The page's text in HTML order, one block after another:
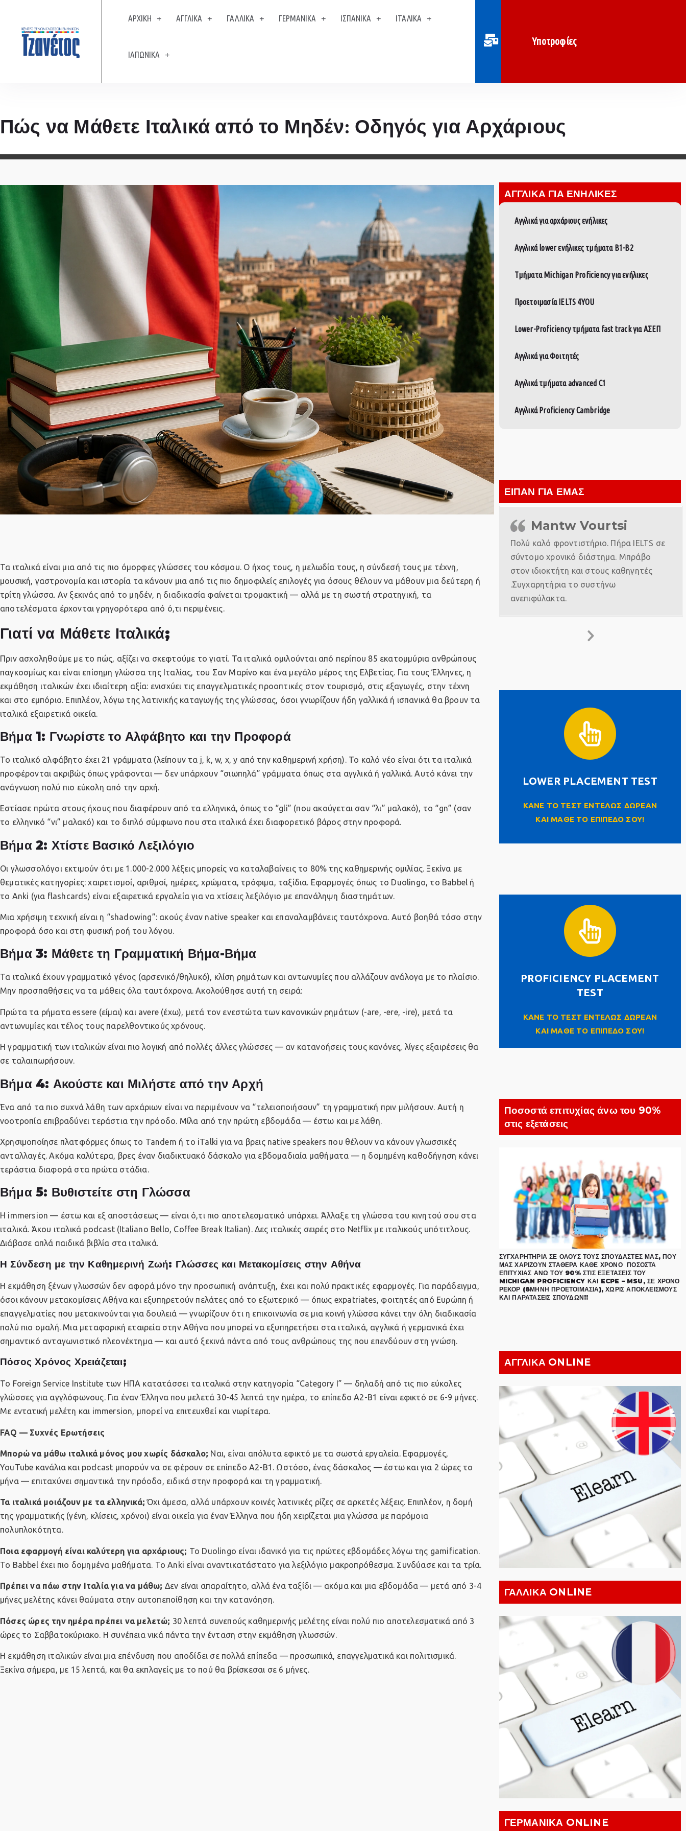
ΑΡΧΙΚΗ ΑΓΓΛΙΚΑ ΓΑΛΛΙΚΑ ΓΕΡΜΑΝΙΚΑ ΙΣΠΑΝΙΚΑ ΙΤΑΛΙΚΑ
ΙΑΠΩΝΙΚΑ
Υποτροφίες
Πώς να Μάθετε Ιταλικά από το Μηδέν: Οδηγός για Αρχάριους
Τα ιταλικά είναι μια από τις πιο όμορφες γλώσσες του κόσμου. Ο ήχος τους, η μελωδία τους, η σύνδεσή τους με τέχνη,
μουσική, γαστρονομία και ιστορία τα κάνουν μια από τις πιο δημοφιλείς επιλογές για όσους θέλουν να μάθουν μια δεύτερη ή
τρίτη γλώσσα. Αν ξεκινάς από το μηδέν, η διαδικασία φαίνεται τρομακτική — αλλά με τη σωστή στρατηγική, τα
αποτελέσματα έρχονται γρηγορότερα από ό,τι περιμένεις.
Γιατί να Μάθετε Ιταλικά;
Πριν ασχοληθούμε με το πώς, αξίζει να σκεφτούμε το γιατί. Τα ιταλικά ομιλούνται από περίπου 85 εκατομμύρια ανθρώπους
παγκοσμίως και είναι επίσημη γλώσσα της Ιταλίας, του Σαν Μαρίνο και ένα μεγάλο μέρος της Ελβετίας. Για τους Έλληνες, η
εκμάθηση ιταλικών έχει ιδιαίτερη αξία: ενισχύει τις επαγγελματικές προοπτικές στον τουρισμό, στις εξαγωγές, στην τέχνη
και στο εμπόριο. Επιπλέον, λόγω της λατινικής καταγωγής της γλώσσας, όσοι γνωρίζουν ήδη γαλλικά ή ισπανικά θα βρουν τα
ιταλικά εξαιρετικά οικεία.
Βήμα 1: Γνωρίστε το Αλφάβητο και την Προφορά
Το ιταλικό αλφάβητο έχει 21 γράμματα (λείπουν τα j, k, w, x, y από την καθημερινή χρήση). Το καλό νέο είναι ότι τα ιταλικά
προφέρονται ακριβώς όπως γράφονται — δεν υπάρχουν “σιωπηλά” γράμματα όπως στα αγγλικά ή γαλλικά. Αυτό κάνει την
ανάγνωση πολύ πιο εύκολη από την αρχή.
Εστίασε πρώτα στους ήχους που διαφέρουν από τα ελληνικά, όπως το “gli” (που ακούγεται σαν “λι” μαλακό), το “gn” (σαν
το ελληνικό “νι” μαλακό) και το διπλό σύμφωνο που στα ιταλικά έχει διαφορετικό βάρος στην προφορά.
Βήμα 2: Χτίστε Βασικό Λεξιλόγιο
Οι γλωσσολόγοι εκτιμούν ότι με 1.000-2.000 λέξεις μπορείς να καταλαβαίνεις το 80% της καθημερινής ομιλίας. Ξεκίνα με
θεματικές κατηγορίες: χαιρετισμοί, αριθμοί, ημέρες, χρώματα, τρόφιμα, ταξίδια. Εφαρμογές όπως το Duolingo, το Babbel ή
το Anki (για flashcards) είναι εξαιρετικά εργαλεία για να χτίσεις λεξιλόγιο με επανάληψη διαστημάτων.
Μια χρήσιμη τεχνική είναι η “shadowing”: ακούς έναν native speaker και επαναλαμβάνεις ταυτόχρονα. Αυτό βοηθά τόσο στην
προφορά όσο και στη φυσική ροή του λόγου.
Βήμα 3: Μάθετε τη Γραμματική Βήμα-Βήμα
Τα ιταλικά έχουν γραμματικό γένος (αρσενικό/θηλυκό), κλίση ρημάτων και αντωνυμίες που αλλάζουν ανάλογα με το πλαίσιο.
Μην προσπαθήσεις να τα μάθεις όλα ταυτόχρονα. Ακολούθησε αυτή τη σειρά:
Πρώτα τα ρήματα essere (είμαι) και avere (έχω), μετά τον ενεστώτα των κανονικών ρημάτων (-are, -ere, -ire), μετά τα
αντωνυμίες και τέλος τους παρελθοντικούς χρόνους.
Η γραμματική των ιταλικών είναι πιο λογική από πολλές άλλες γλώσσες — αν κατανοήσεις τους κανόνες, λίγες εξαιρέσεις θα
σε ταλαιπωρήσουν.
Βήμα 4: Ακούστε και Μιλήστε από την Αρχή
Ένα από τα πιο συχνά λάθη των αρχάριων είναι να περιμένουν να “τελειοποιήσουν” τη γραμματική πριν μιλήσουν. Αυτή η
νοοτροπία επιβραδύνει τεράστια την πρόοδο. Μίλα από την πρώτη εβδομάδα — έστω και με λάθη.
Χρησιμοποίησε πλατφόρμες όπως το Tandem ή το iTalki για να βρεις native speakers που θέλουν να κάνουν γλωσσικές
ανταλλαγές. Ακόμα καλύτερα, βρες έναν διαδικτυακό δάσκαλο για εβδομαδιαία μαθήματα — η δομημένη καθοδήγηση κάνει
τεράστια διαφορά στα πρώτα στάδια.
Βήμα 5: Βυθιστείτε στη Γλώσσα
Η immersion — έστω και εξ αποστάσεως — είναι ό,τι πιο αποτελεσματικό υπάρχει. Άλλαξε τη γλώσσα του κινητού σου στα
ιταλικά. Άκου ιταλικά podcast (Italiano Bello, Coffee Break Italian). Δες ιταλικές σειρές στο Netflix με ιταλικούς υπότιτλους.
Διάβασε απλά παιδικά βιβλία στα ιταλικά.
Η Σύνδεση με την Καθημερινή Ζωή: Γλώσσες και Μετακομίσεις στην Αθήνα
Η εκμάθηση ξένων γλωσσών δεν αφορά μόνο την προσωπική ανάπτυξη, έχει και πολύ πρακτικές εφαρμογές. Για παράδειγμα,
όσοι κάνουν μετακομίσεις Αθήνα και εξυπηρετούν πελάτες από το εξωτερικό — όπως expatriates, φοιτητές από Ευρώπη ή
επαγγελματίες που μετακινούνται για δουλειά — γνωρίζουν ότι η επικοινωνία σε μια κοινή γλώσσα κάνει την όλη διαδικασία
πολύ πιο ομαλή. Μια μεταφορική εταιρεία στην Αθήνα που μπορεί να εξυπηρετήσει στα ιταλικά, αγγλικά ή γερμανικά έχει
σημαντικό ανταγωνιστικό πλεονέκτημα — και αυτό ξεκινά πάντα από τους ανθρώπους της που επενδύουν στη γνώση.
Πόσος Χρόνος Χρειάζεται;
Το Foreign Service Institute των ΗΠΑ κατατάσσει τα ιταλικά στην κατηγορία “Category I” — δηλαδή από τις πιο εύκολες
γλώσσες για αγγλόφωνους. Για έναν Έλληνα που μελετά 30-45 λεπτά την ημέρα, το επίπεδο Α2-Β1 είναι εφικτό σε 6-9 μήνες.
Με εντατική μελέτη και immersion, μπορεί να επιτευχθεί και νωρίτερα.
FAQ — Συχνές Ερωτήσεις
Μπορώ να μάθω ιταλικά μόνος μου χωρίς δάσκαλο; Ναι, είναι απόλυτα εφικτό με τα σωστά εργαλεία. Εφαρμογές,
YouTube κανάλια και podcast μπορούν να σε φέρουν σε επίπεδο Α2-Β1. Ωστόσο, ένας δάσκαλος — έστω και για 2 ώρες το
μήνα — επιταχύνει σημαντικά την πρόοδο, ειδικά στην προφορά και τη γραμματική.
Τα ιταλικά μοιάζουν με τα ελληνικά; Όχι άμεσα, αλλά υπάρχουν κοινές λατινικές ρίζες σε αρκετές λέξεις. Επιπλέον, η δομή
της γραμματικής (γένη, κλίσεις, χρόνοι) είναι οικεία για έναν Έλληνα που ήδη χειρίζεται μια γλώσσα με παρόμοια
πολυπλοκότητα.
Ποια εφαρμογή είναι καλύτερη για αρχάριους; Το Duolingo είναι ιδανικό για τις πρώτες εβδομάδες λόγω της gamification.
Το Babbel έχει πιο δομημένα μαθήματα. Το Anki είναι αναντικατάστατο για λεξιλόγιο μακροπρόθεσμα. Συνδύασε και τα τρία.
Πρέπει να πάω στην Ιταλία για να μάθω; Δεν είναι απαραίτητο, αλλά ένα ταξίδι — ακόμα και μια εβδομάδα — μετά από 3-4
μήνες μελέτης κάνει θαύματα στην αυτοπεποίθηση και την κατανόηση.
Πόσες ώρες την ημέρα πρέπει να μελετώ; 30 λεπτά συνεπούς καθημερινής μελέτης είναι πολύ πιο αποτελεσματικά από 3
ώρες το Σαββατοκύριακο. Η συνέπεια νικά πάντα την ένταση στην εκμάθηση γλωσσών.
Η εκμάθηση ιταλικώνείναι μια επένδυση που αποδίδει σε πολλά επίπεδα — προσωπικά, επαγγελματικά και πολιτισμικά.
Ξεκίνα σήμερα, με 15 λεπτά, και θα εκπλαγείς με το πού θα βρίσκεσαι σε 6 μήνες.
ΑΓΓΛΙΚΑ ΓΙΑ ΕΝΗΛΙΚΕΣ
Αγγλικά για αρχάριους ενήλικες
Αγγλικά lower ενήλικες τμήματα Β1-Β2
Tμήματα Michigan Proficiency για ενήλικες
Προετοιμασία IELTS 4YOU
Lower-Proficiency τμήματα fast track για ΑΣΕΠ
Αγγλικά για Φοιτητές
Αγγλικά τμήματα advanced C1
Αγγλικά Proficiency Cambridge
ΕΙΠΑΝ ΓΙΑ ΕΜΑΣ
Mantw Vourtsi
Πολύ καλό φροντιστήριο. Πήρα IELTS σε
σύντομο χρονικό διάστημα. Μπράβο
στον ιδιοκτήτη και στους καθηγητές
.Συγχαρητήρια το συστήνω
ανεπιφύλακτα.
LOWER PLACEMENT TEST
ΚΑΝΕ ΤΟ ΤΕΣΤ ΕΝΤΕΛΩΣ ΔΩΡΕΑΝ
ΚΑΙ ΜΑΘΕ ΤΟ ΕΠΙΠΕΔΟ ΣΟΥ!
LOWER PLACEMENT
TEST
Click Here
PROFICIENCY PLACEMENT
TEST
ΚΑΝΕ ΤΟ ΤΕΣΤ ΕΝΤΕΛΩΣ ΔΩΡΕΑΝ
ΚΑΙ ΜΑΘΕ ΤΟ ΕΠΙΠΕΔΟ ΣΟΥ!
PROFICIENCY
PLACEMENT TEST
Click Here
Ποσοστά επιτυχίας άνω του 90%
στις εξετάσεις
ΣΥΓΧΑΡΗΤΉΡΙΑ ΣΕ ΌΛΟΥΣ ΤΟΥΣ ΣΠΟΥΔΑΣΤΈΣ ΜΑΣ, ΠΟΥ
ΜΑΣ ΧΑΡΊΖΟΥΝ ΣΤΑΘΕΡΆ ΚΆΘΕ ΧΡΌΝΟ ΠΟΣΟΣΤΆ
ΕΠΙΤΥΧΊΑΣ ΆΝΩ ΤΟΥ 90% ΣΤΙΣ ΕΞΕΤΆΣΕΙΣ ΤΟΥ
MICHIGAN PROFICIENCY ΚΑΙ ECPE – MSU, ΣΕ ΧΡΌΝΟ
ΡΕΚΌΡ (8ΜΗΝΗ ΠΡΟΕΤΟΙΜΑΣΊΑ), ΧΩΡΊΣ ΑΠΟΚΛΕΙΣΜΟΎΣ
ΚΑΙ ΠΑΡΑΤΆΣΕΙΣ ΣΠΟΥΔΏΝ!!
ΑΓΓΛΙΚΑ ONLINE
ΓΑΛΛΙΚΑ ONLINE
ΓΕΡΜΑΝΙΚΑ ONLINE